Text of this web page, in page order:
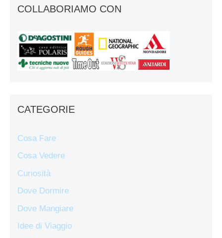
COLLABORIAMO CON
CATEGORIE
Cosa Fare
Cosa Vedere
Curiosità
Dove Dormire
Dove Mangiare
Idee di Viaggio